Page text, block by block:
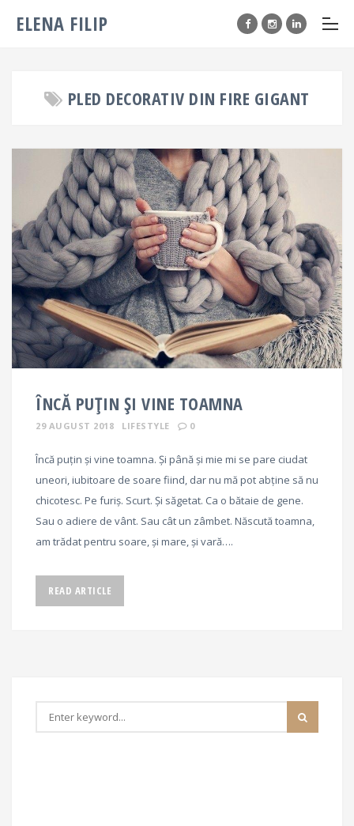
ELENA FILIP
PLED DECORATIV DIN FIRE GIGANT
ÎNCĂ PUȚIN ȘI VINE TOAMNA
29 AUGUST 2018 LIFESTYLE 0
Încă puțin și vine toamna. Și până și mie mi se pare ciudat
uneori, iubitoare de soare fiind, dar nu mă pot abține să nu
chicotesc. Pe furiș. Scurt. Și săgetat. Ca o bătaie de gene.
Sau o adiere de vânt. Sau cât un zâmbet. Născută toamna,
am trădat pentru soare, și mare, și vară….
READ ARTICLE